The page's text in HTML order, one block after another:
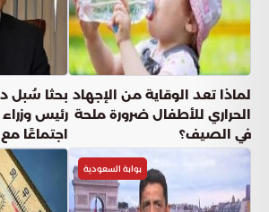
لماذا تعد الوقاية من الإجهاد
الحراري للأطفال ضرورة ملحة
في الصيف؟
بحثا سُبل
رئيس
اجتماعًا
بوابة السعودية